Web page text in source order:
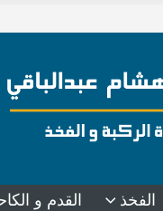
الفخذ القدم و